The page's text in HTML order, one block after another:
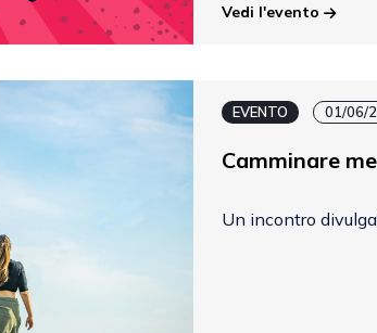
Vedi l'evento
EVENTO 01/06/
Camminare
Un incontro